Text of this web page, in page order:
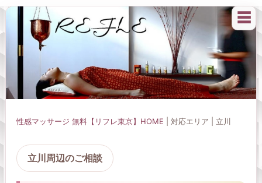
☰
性感マッサージ 無料【リフレ東京】HOME | 対応エリア | 立川
立川周辺のご相談